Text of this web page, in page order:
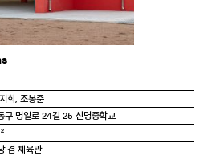
희, 조봉준
구 명일로 24길 25 신명중학교
겸 체육관